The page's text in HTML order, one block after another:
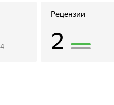
под контроля — участники
Рецензии
2